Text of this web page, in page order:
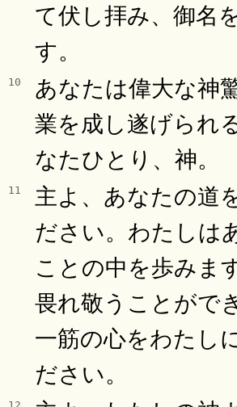
て伏し拝み、御名
す。
10
あなたは偉大な神
業を成し遂げられ
なたひとり、神。
11
主よ、あなたの道
ださい。わたしは
ことの中を歩みま
畏れ敬うことがで
一筋の心をわたし
ださい。